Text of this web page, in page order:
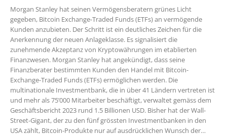
Morgan Stanley hat seinen Vermögensberatern grünes Licht
gegeben, Bitcoin Exchange-Traded Funds (ETFs) an vermögende
Kunden anzubieten. Der Schritt ist ein deutliches Zeichen für die
Anerkennung der neuen Anlageklasse. Es signalisiert die
zunehmende Akzeptanz von Kryptowährungen im etablierten
Finanzwesen. Morgan Stanley hat angekündigt, dass seine
Finanzberater bestimmten Kunden den Handel mit Bitcoin-
Exchange-Traded Funds (ETFs) ermöglichen werden. Die
multinationale Investmentbank, die in über 41 Ländern vertreten ist
und mehr als 75’000 Mitarbeiter beschäftigt, verwaltet gemäss dem
Geschäftsbericht 2023 rund 1.5 Billionen USD. Bisher hat der Wall-
Street-Gigant, der zu den fünf grössten Investmentbanken in den
USA zählt, Bitcoin-Produkte nur auf ausdrücklichen Wunsch der…